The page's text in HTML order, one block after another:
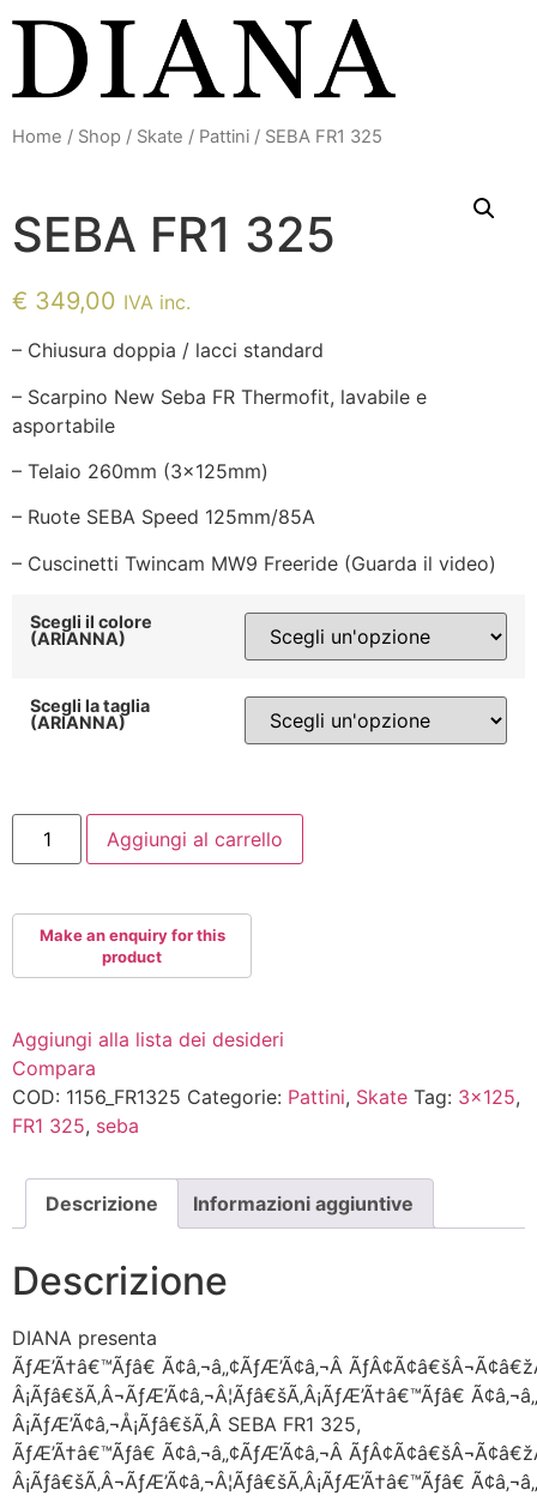
contenuto
Home / Shop / Skate / Pattini / SEBA FR1 325
SEBA FR1 325
€ 349,00 IVA inc.
– Chiusura doppia / lacci standard
– Scarpino New Seba FR Thermofit, lavabile e
asportabile
– Telaio 260mm (3x125mm)
– Ruote SEBA Speed 125mm/85A
– Cuscinetti Twincam MW9 Freeride (Guarda il video)
Scegli il colore
(ARIANNA)
Scegli la taglia
(ARIANNA)
SEBA
325
Aggiungi al carrello
Aggiungi alla lista dei desideri
Compara
COD: 1156_FR1325 Categorie: Pattini, Skate Tag: 3x125,
FR1 325, seba
Descrizione Informazioni aggiuntive
Descrizione
DIANA presenta
ÃƒÆ’Ã†â€™Ãƒâ€ Ã¢â‚¬â„¢ÃƒÆ’Ã¢â‚¬Â
Â¡Ãƒâ€šÃ‚Â¬ÃƒÆ’Ã¢â‚¬Â¦Ãƒâ€šÃ‚Â¡ÃƒÆ’Ã†â€™Ãƒâ€
Â¡ÃƒÆ’Ã¢â‚¬Å¡Ãƒâ€šÃ‚Â SEBA FR1 325,
ÃƒÆ’Ã†â€™Ãƒâ€ Ã¢â‚¬â„¢ÃƒÆ’Ã¢â‚¬Â
Â¡Ãƒâ€šÃ‚Â¬ÃƒÆ’Ã¢â‚¬Â¦Ãƒâ€šÃ‚Â¡ÃƒÆ’Ã†â€™Ãƒâ€